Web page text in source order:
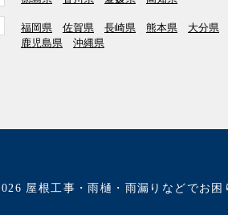
福岡県 佐賀県 長崎県 熊本県 大分県
鹿児島県
沖縄県
屋根工事・雨樋・雨漏りなどでお困